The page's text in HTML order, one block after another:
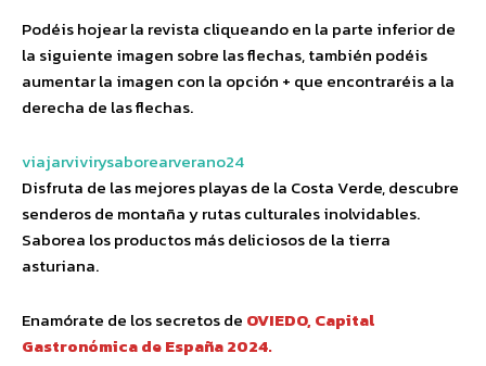
Podéis hojear la revista cliqueando en la parte inferior de
la siguiente imagen sobre las flechas, también podéis
aumentar la imagen con la opción + que encontraréis a la
derecha de las flechas.
viajarvivirysaborearverano24
Disfruta de las mejores playas de la Costa Verde, descubre
senderos de montaña y rutas culturales inolvidables.
Saborea los productos más deliciosos de la tierra
asturiana.
Enamórate de los secretos de OVIEDO, Capital
Gastronómica de España 2024.